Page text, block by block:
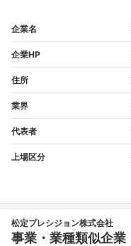
企業名
企業HP
住所
業界
代表者
上場区分
松定プレシジョン株式会社
事業・業種類似企業